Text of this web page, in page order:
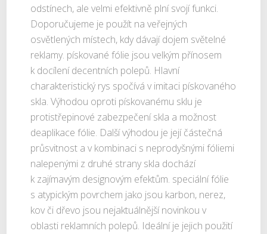
odstínech, ale velmi efektivně plní svojí funkci.
Doporučujeme je použít na veřejných
osvětlených místech, kdy dávají dojem světelné
reklamy. pískované fólie jsou velkým přínosem
k docílení decentních polepů. Hlavní
charakteristický rys spočívá v imitaci pískovaného
skla. Výhodou oproti pískovanému sklu je
protistřepinové zabezpečení skla a možnost
deaplikace fólie. Další výhodou je její částečná
průsvitnost a v kombinaci s neprodyšnými fóliemi
nalepenými z druhé strany skla dochází
k zajímavým designovým efektům. speciální fólie
s atypickým povrchem jako jsou karbon, nerez,
kov či dřevo jsou nejaktuálnější novinkou v
oblasti reklamních polepů. Ideální je jejich použití